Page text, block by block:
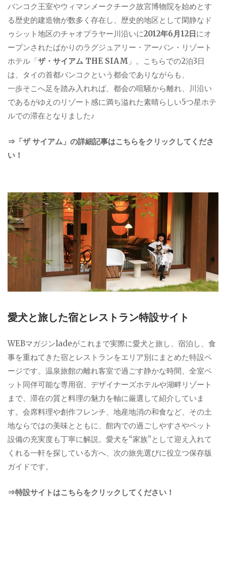
バンコク王室やウィマンメークチーク故宮博物院を始めとす
る歴史的建造物が数多く存在し、歴史的地区として閑静なド
ゥシット地区のチャオプラヤー川沿いに2012年6月12日にオ
ープンされたばかりのラグジュアリー・アーバン・リゾート
ホテル「ザ・サイアム THE SIAM 」。こちらでの2泊3日
は、タイの首都バンコクという都会でありながらも、
一歩そこへ足を踏み入れれば、都会の喧騒から離れ、川沿い
であるがゆえのリゾート感に満ち溢れた素晴らしい5つ星ホテ
ルでの滞在となりました♪
⇒「ザ サイアム」の詳細記事はこちらをクリックしてくださ
い！
愛犬と旅した宿とレストラン特設サイト
WEBマガジンladeがこれまで実際に愛犬と旅し、宿泊し、食
事を重ねてきた宿とレストランをエリア別にまとめた特設ペ
ージです。温泉旅館の離れ客室で過ごす静かな時間、全室ペ
ット同伴可能な専用宿、デザイナーズホテルや湖畔リゾート
まで、滞在の質と料理の魅力を軸に厳選して紹介していま
す。会席料理や創作フレンチ、地産地消の和食など、その土
地ならではの美味とともに、館内での過ごしやすさやペット
設備の充実度も丁寧に解説。愛犬を“家族”として迎え入れて
くれる一軒を探している方へ、次の旅先選びに役立つ保存版
ガイドです。
⇒特設サイトはこちらをクリックしてください！